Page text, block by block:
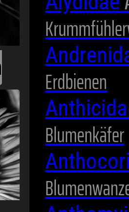
Erdbienen
Blumenkäfer